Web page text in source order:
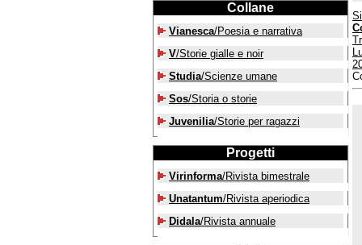
Collane
Vianesca/Poesia e narrativa
V/Storie gialle e noir
Studia/Scienze umane
Sos/Storia o storie
Juvenilia/Storie per ragazzi
Progetti
Virinforma/Rivista bimestrale
Unatantum/Rivista aperiodica
Didala/Rivista annuale